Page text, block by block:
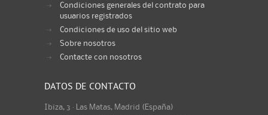
Condiciones generales del contrato para
usuarios registrados
Condiciones de uso del sitio web
Sobre nosotros
Contacte con nosotros
DATOS DE CONTACTO
Ibiza, 3 · Las Matas, Madrid (España)